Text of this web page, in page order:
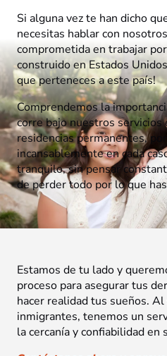
Si alguna vez te han dicho
necesitas hablar con
comprometida en trabajar
construido en Estados
que perteneces a este país!
Comprendemos la
corre bajo nuestros
residencias permanentes,
incansablemente en cada
tranquilo, sin pensar
de perder todo por lo que
Estamos de tu lado y
proceso para asegurar tus
hacer realidad tus sueños.
inmigrantes, tenemos un
la cercanía y confiabilidad en